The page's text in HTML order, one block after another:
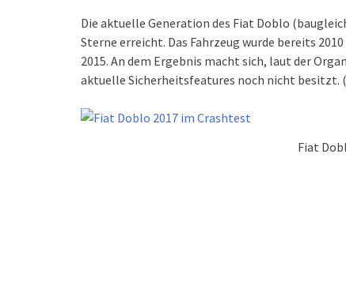
Die aktuelle Generation des Fiat Doblo
Sterne erreicht. Das Fahrzeug wurde bereits
2015. An dem Ergebnis macht sich, laut der
aktuelle Sicherheitsfeatures noch nicht besitzt.
Fiat